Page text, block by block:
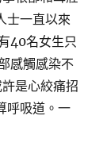
士一直以來
40名女生只
感觸感染不
是心絞痛招
呼吸道。一